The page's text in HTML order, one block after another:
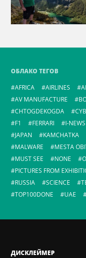
ОБЛАКО ТЕГОВ
AFRICA
AIRLINES
AV MANUFACTURE
CHTOGDEKOGDA
F1
FERRARI I-NEWS
JAPAN
KAMCHATKA
MALWARE
MESTA
MUST SEE
NONE
PICTURES FROM
RUSSIA
SCIENCE
TOP100DONE
UAE
ДИСКЛЕЙМЕР